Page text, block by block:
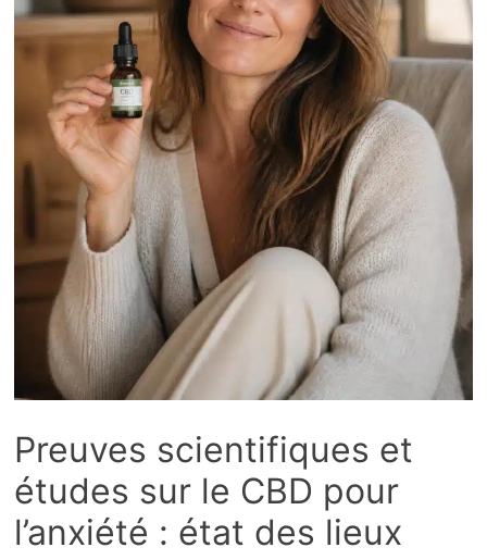
Preuves scientifiques et
études sur le CBD pour
l’anxiété : état des lieux